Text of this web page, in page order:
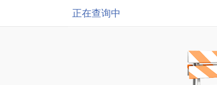
正在查询中